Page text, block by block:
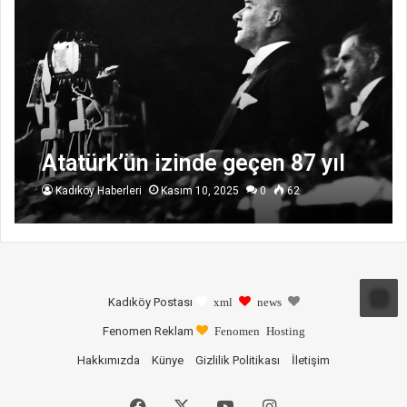
Atatürk’ün izinde geçen 87 yıl
Kadıköy Haberleri Kasım 10, 2025 0 62
Kadıköy Postası xml news
Fenomen Reklam Fenomen Hosting
Hakkımızda Künye Gizlilik Politikası İletişim